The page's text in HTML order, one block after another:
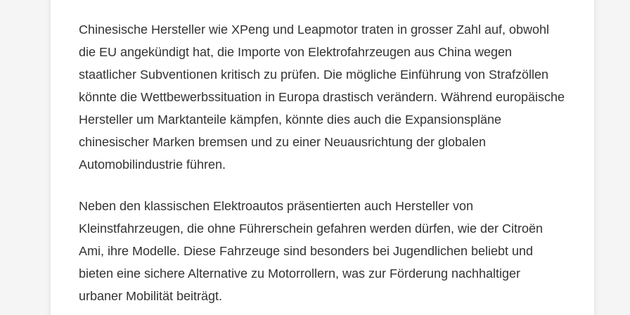
Chinesische Hersteller wie XPeng und Leapmotor traten in grosser Zahl auf, obwohl
die EU angekündigt hat, die Importe von Elektrofahrzeugen aus China wegen
staatlicher Subventionen kritisch zu prüfen. Die mögliche Einführung von Strafzöllen
könnte die Wettbewerbssituation in Europa drastisch verändern. Während europäische
Hersteller um Marktanteile kämpfen, könnte dies auch die Expansionspläne
chinesischer Marken bremsen und zu einer Neuausrichtung der globalen
Automobilindustrie führen.
Neben den klassischen Elektroautos präsentierten auch Hersteller von
Kleinstfahrzeugen, die ohne Führerschein gefahren werden dürfen, wie der Citroën
Ami, ihre Modelle. Diese Fahrzeuge sind besonders bei Jugendlichen beliebt und
bieten eine sichere Alternative zu Motorrollern, was zur Förderung nachhaltiger
urbaner Mobilität beiträgt.